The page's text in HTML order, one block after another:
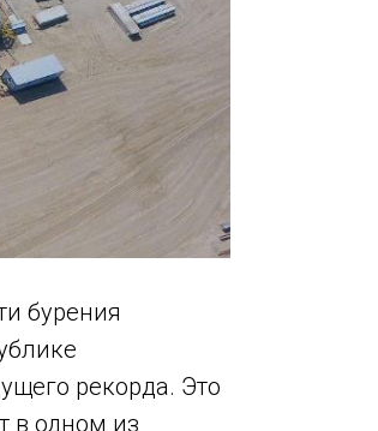
бурения
рекорда. Это
в одном из